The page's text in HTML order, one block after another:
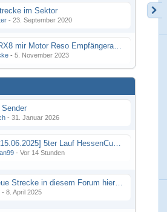
im Sektor
- 23. September 2020
X-Ray RX8 mir Motor Reso Empfängerakku
- 5. November 2023
- 31. Januar 2026
[13.06.-15.06.2025] 5ter Lauf HessenCup OR8 / OR8E 2025 beim MSC Ober-Mörlen e.V.
- Vor 14 Stunden
Eure neue Strecke in diesem Forum hier posten
- 8. April 2025